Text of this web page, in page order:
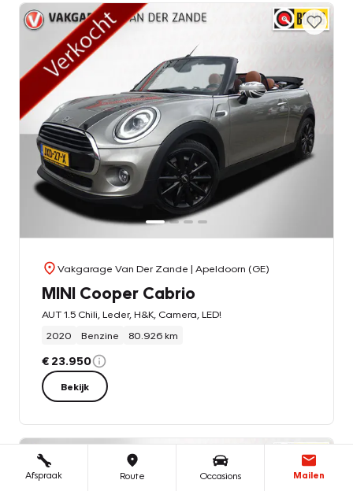
Vakgarage Van Der Zande | Apeldoorn (GE)
MINI Cooper Cabrio
AUT 1.5 Chili, Leder, H&K, Camera, LED!
2020
Benzine 80.926 km
€ 23.950
Bekijk
Afspraak Route Occasions Mailen